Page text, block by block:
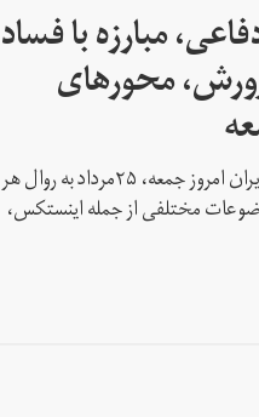
مبارزه با فساد
محورهای
امامان جمعه شهرهای مختلف ایران امروز جمعه، ۲۵مرداد به روال هر
مختلفی از جمله اینستکس،